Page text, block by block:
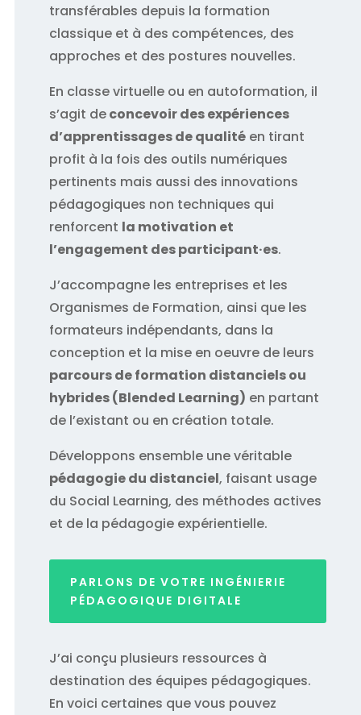
transférables depuis la formation
classique et à des compétences, des
approches et des postures nouvelles.
En classe virtuelle ou en autoformation, il
s’agit deconcevoir des expériences
d’apprentissages de qualitéen tirant
profit à la fois des outils numériques
pertinents mais aussi des innovations
pédagogiques non techniques qui
renforcent la motivation et
l’engagement des participant·es.
J’accompagne les entreprises et les
Organismes de Formation, ainsi que les
formateurs indépendants, dans la
conception et la mise en oeuvre de leurs
parcours de formation distanciels ou
hybrides (Blended Learning) en partant
de l’existant ou en création totale.
Développons ensemble une véritable
pédagogie du distanciel, faisant usage
du Social Learning, des méthodes actives
et de la pédagogie expérientielle.
PARLONS DE VOTRE INGÉNIERIE
PÉDAGOGIQUE DIGITALE
J’ai conçu plusieurs ressources à
destination des équipes pédagogiques.
En voici certaines que vous pouvez